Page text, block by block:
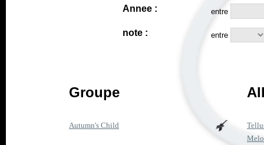
Annee : entre
note : entre
Groupe
Autumn's Child